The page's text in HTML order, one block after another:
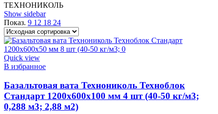
ТЕХНОНИКОЛЬ
Show sidebar
Показ. 9 12 18 24
Quick view
В избранное
Базальтовая вата Технониколь Техноблок
Стандарт 1200х600х100 мм 4 шт (40-50 кг/м3;
0,288 м3; 2,88 м2)